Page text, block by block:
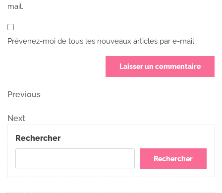
mail.
Prévenez-moi de tous les nouveaux articles par e-mail.
Navigation
de
l’article
Previous
Previous
Next
Post
Next
Rechercher
Rechercher